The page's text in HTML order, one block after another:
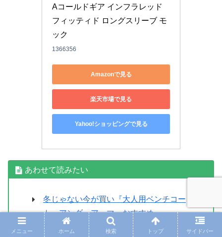
Aコールドギア インフラレッド
フィッティド ロングスリーブ モ
ック
1366356
Amazonで見る
楽天市場で見る
Yahoo!ショッピングで見る
あわせて読みたい
冬じゃない今が買い『大人用ベンチコー
ト』アンダーアーマーおすすめ
【大容量で多収納】『molten』ジュニア
メニュー ホーム 検索 トップ サイドバー